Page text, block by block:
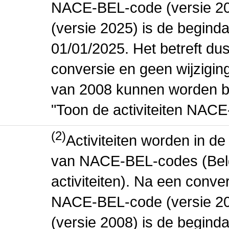
NACE-BEL-code (versie
(versie 2025) is de
01/01/2025. Het betreft
conversie en geen
van 2008 kunnen worden
"Toon de activiteiten
(2)Activiteiten worden in
van NACE-BEL-codes
activiteiten). Na een
NACE-BEL-code (versie
(versie 2008) is de